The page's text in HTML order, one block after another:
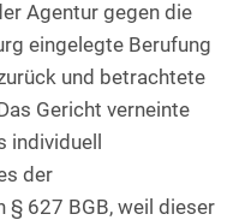
Agentur gegen die
eingelegte Berufung
und betrachtete
Gericht verneinte
individuell
der
627 BGB, weil dieser